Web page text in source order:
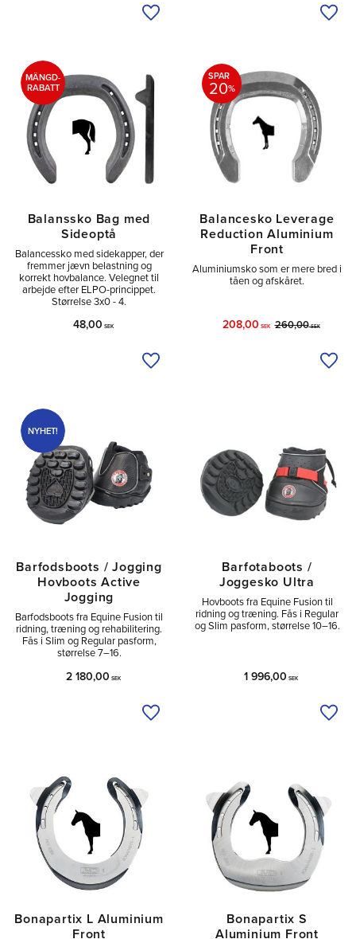
Tilføj til ønskeliste
Balanssko Bag med
Sideoptå
Balancessko med sidekapper, der
fremmer jævn belastning og
korrekt hovbalance. Velegnet til
arbejde efter ELPO-princippet.
Størrelse 3x0 - 4.
48,00 SEK
MÄNGD-
RABATT
Tilføj til ønskeliste
Balancesko Leverage
Reduction Aluminium
Front
Aluminiumsko som er mere bred i
tåen og afskåret.
208,00 SEK 260,00SEK
SPAR
20%
Barfodsboots / Jogging
Hovboots Active
Jogging
Barfodsboots fra Equine Fusion til
ridning, træning og rehabilitering.
Fås i Slim og Regular pasform,
størrelse 7–16.
2 180,00 SEK
NYHET!
Tilføj til ønskeliste
Barfotaboots /
Joggesko Ultra
Hovboots fra Equine Fusion til
ridning og træning. Fås i Regular
og Slim pasform, størrelse 10–16.
1 996,00 SEK
Bonapartix L Aluminium
Front
Bonapartix S
Aluminium Front